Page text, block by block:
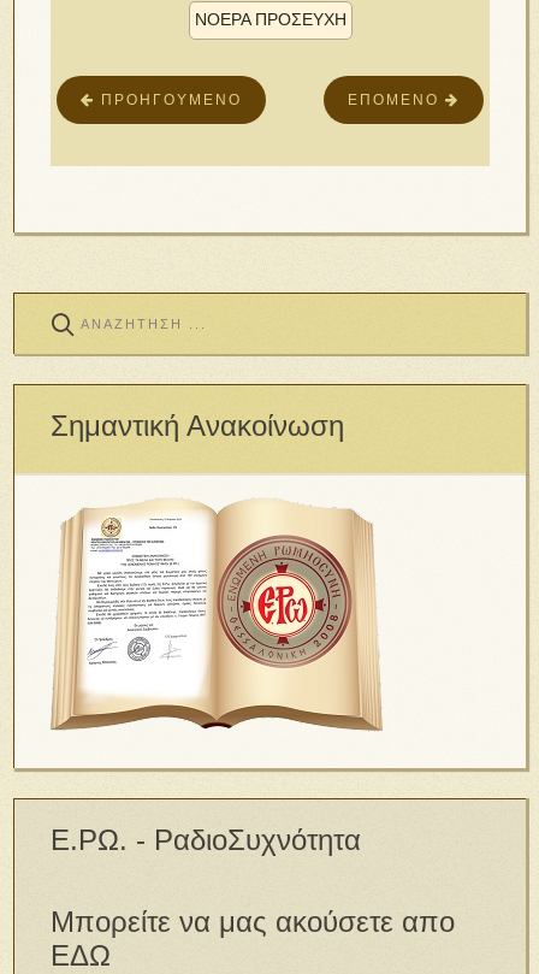
ΝΟΕΡΑ ΠΡΟΣΕΥΧΗ
ΕΠΌΜΕΝΟ
ΠΡΟΗΓΟΎΜΕΝΟ
Σημαντική Ανακοίνωση
Ε.ΡΩ. - ΡαδιοΣυχνότητα
Μπορείτε να μας ακούσετε απο
ΕΔΩ